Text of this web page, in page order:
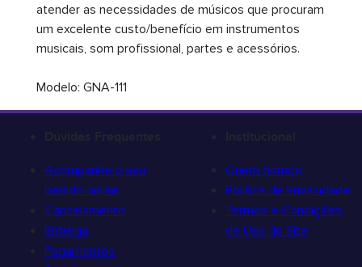
atender as necessidades de músicos que procuram
um excelente custo/benefício em instrumentos
musicais, som profissional, partes e acessórios.
Modelo: GNA-111
Acompanhe o seu
pedido online
Cancelamento
Entrega
Pagamentos
Quem Somos
Política de Privacidade
Termos e Condições
de Uso do Site